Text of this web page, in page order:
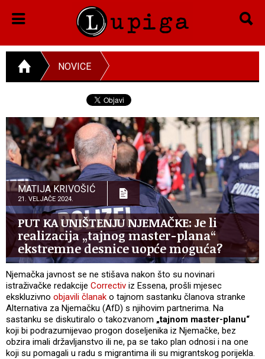
NOVICE
MATIJA KRIVOŠIĆ
21. VELJAČE 2024.
PUT KA UNIŠTENJU NJEMAČKE: Je li
realizacija „tajnog master-plana“
ekstremne desnice uopće moguća?
Njemačka javnost se ne stišava nakon što su novinari
istraživačke redakcije Correctiv iz Essena, prošli mjesec
ekskluzivno objavili članak o tajnom sastanku članova stranke
Alternativa za Njemačku (AfD) s njihovim partnerima. Na
sastanku se diskutiralo o takozvanom „tajnom master-planu“
koji bi podrazumijevao progon doseljenika iz Njemačke, bez
obzira imali državljanstvo ili ne, pa se tako plan odnosi i na one
koji su pomagali u radu s migrantima ili su migrantskog porijekla.